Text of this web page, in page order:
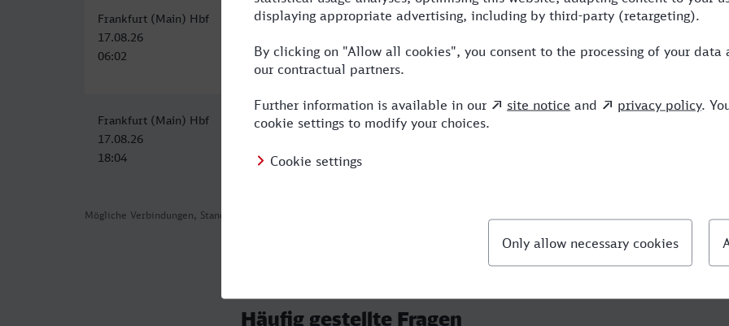
Mögliche Verbindungen, Stand: 2026-08-03 05:18
Frankfurt (Main) Hbf
17.08.26
06:02
Ahlen (Westf)
10:57
4:55 2 ERB,ICE
Frankfurt (Main) Hbf
17.08.26
18:04
Ahlen (Westf)
22:23
4:19
Häufig gestellte Fragen